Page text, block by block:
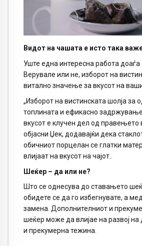
Видот на чашата е исто така
Уште една интересна работа доаѓа
Верувале или не, изборот на
витално значење за вкусот на
„Изборот на вистинската шолја за
топлината и ефикасно задржување
вкусот е клучен дел од правењето
објасни Џек, додавајќи дека
обичниот порцелан се глатки
влијаат на вкусот на чајот..
Шеќер – да или не?
Што се однесува до ставањето
обидете се да го избегнувате, а
замена. Дополнителниот и
шеќер може да влијае на развој на
и прекумерна тежина.